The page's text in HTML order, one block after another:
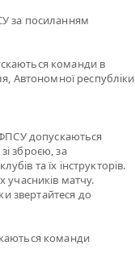
за посиланням
команди в
Автономної республіки
ФПСУ допускаються
зброєю, за
та їх інструкторів.
учасників матчу.
звертайтеся до
команди